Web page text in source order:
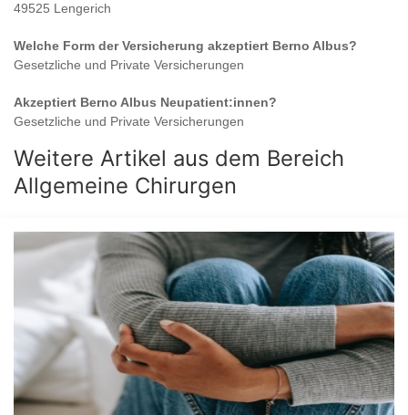
49525 Lengerich
Welche Form der Versicherung akzeptiert Berno Albus?
Gesetzliche und Private Versicherungen
Akzeptiert Berno Albus Neupatient:innen?
Gesetzliche und Private Versicherungen
Weitere Artikel aus dem Bereich
Allgemeine Chirurgen